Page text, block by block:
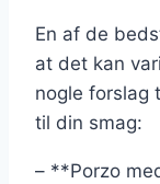
En af de
at det kan
nogle forslag
til din smag:
– **Porzo